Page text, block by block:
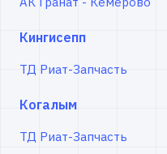
Кингисепп
ТД Риат-Запчасть
Когалым
ТД Риат-Запчасть